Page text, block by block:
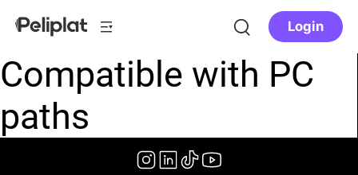
Login
Compatible with PC
paths